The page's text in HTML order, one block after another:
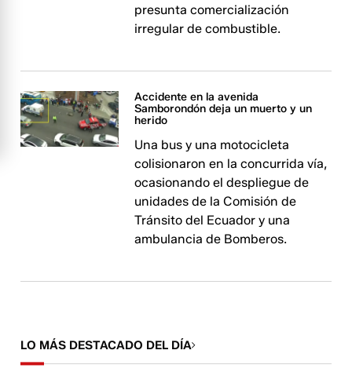
presunta comercialización
irregular de combustible.
Accidente en la avenida
Samborondón deja un muerto y un
herido
Una bus y una motocicleta
colisionaron en la concurrida vía,
ocasionando el despliegue de
unidades de la Comisión de
Tránsito del Ecuador y una
ambulancia de Bomberos.
LO MÁS DESTACADO DEL DÍA